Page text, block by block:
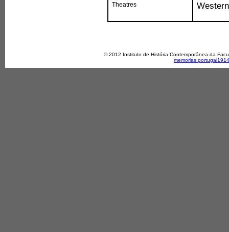
Theatres
© 2012 Instituto de História Contemporânea da